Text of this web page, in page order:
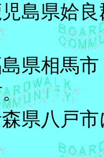
島県姶良
県相馬市
県八戸市